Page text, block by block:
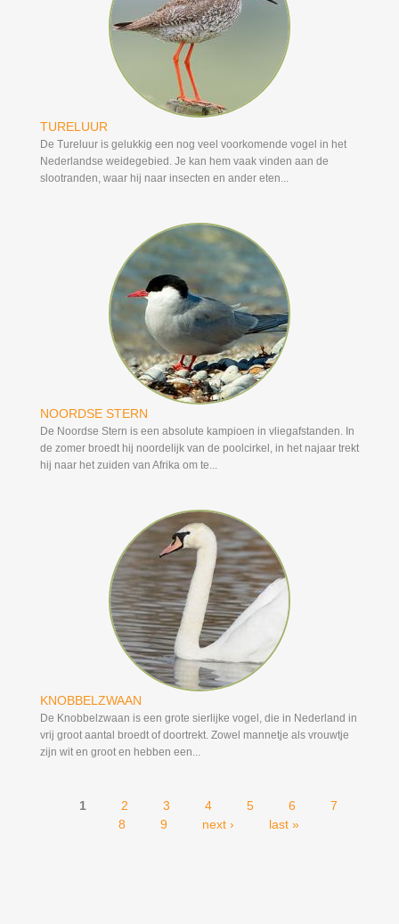
TURELUUR
De Tureluur is gelukkig een nog veel voorkomende vogel in het
Nederlandse weidegebied. Je kan hem vaak vinden aan de
slootranden, waar hij naar insecten en ander eten...
NOORDSE STERN
De Noordse Stern is een absolute kampioen in vliegafstanden. In
de zomer broedt hij noordelijk van de poolcirkel, in het najaar trekt
hij naar het zuiden van Afrika om te...
KNOBBELZWAAN
De Knobbelzwaan is een grote sierlijke vogel, die in Nederland in
vrij groot aantal broedt of doortrekt. Zowel mannetje als vrouwtje
zijn wit en groot en hebben een...
Pages1 2 3 4 5 6
7
8
9 next › last »